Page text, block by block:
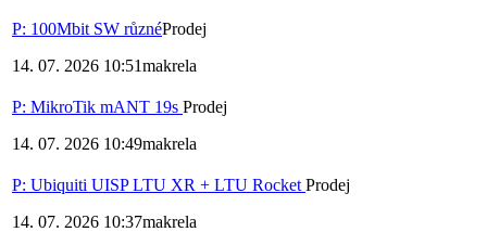
P: 100Mbit SW různéProdej
14. 07. 2026 10:51makrela
P: MikroTik mANT 19s Prodej
14. 07. 2026 10:49makrela
P: Ubiquiti UISP LTU XR + LTU Rocket Prodej
14. 07. 2026 10:37makrela